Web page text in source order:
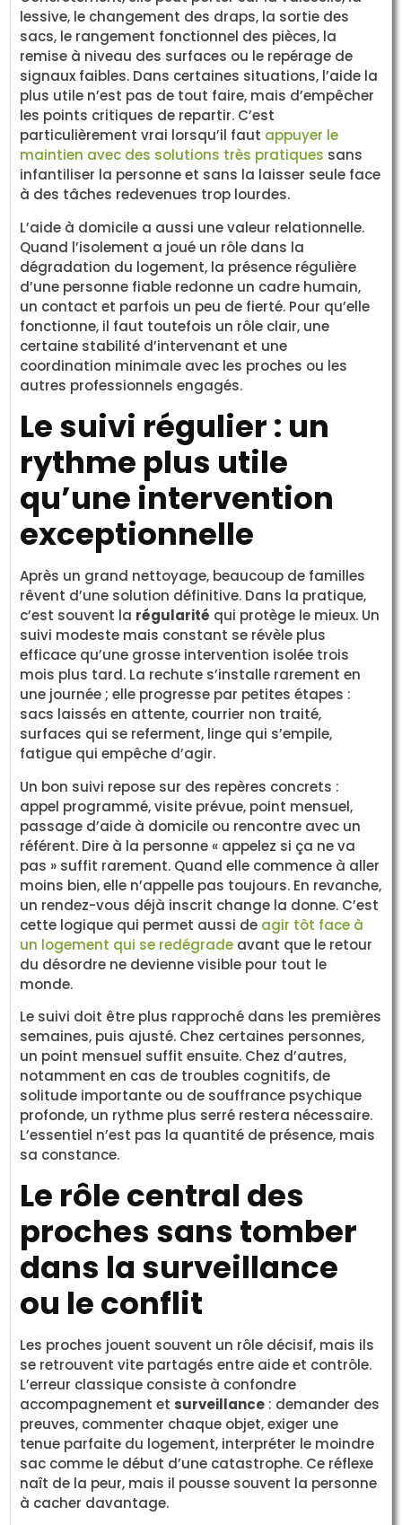
lessive, le changement des draps, la sortie des
sacs, le rangement fonctionnel des pièces, la
remise à niveau des surfaces ou le repérage de
signaux faibles. Dans certaines situations, l’aide la
plus utile n’est pas de tout faire, mais d’empêcher
les points critiques de repartir. C’est
particulièrement vrai lorsqu’il faut appuyer le
maintien avec des solutions très pratiques sans
infantiliser la personne et sans la laisser seule face
à des tâches redevenues trop lourdes.
L’aide à domicile a aussi une valeur relationnelle.
Quand l’isolement a joué un rôle dans la
dégradation du logement, la présence régulière
d’une personne fiable redonne un cadre humain,
un contact et parfois un peu de fierté. Pour qu’elle
fonctionne, il faut toutefois un rôle clair, une
certaine stabilité d’intervenant et une
coordination minimale avec les proches ou les
autres professionnels engagés.
Le suivi régulier : un
rythme plus utile
qu’une intervention
exceptionnelle
Après un grand nettoyage, beaucoup de familles
rêvent d’une solution définitive. Dans la pratique,
c’est souvent la régularité qui protège le mieux. Un
suivi modeste mais constant se révèle plus
efficace qu’une grosse intervention isolée trois
mois plus tard. La rechute s’installe rarement en
une journée ; elle progresse par petites étapes :
sacs laissés en attente, courrier non traité,
surfaces qui se referment, linge qui s’empile,
fatigue qui empêche d’agir.
Un bon suivi repose sur des repères concrets :
appel programmé, visite prévue, point mensuel,
passage d’aide à domicile ou rencontre avec un
référent. Dire à la personne « appelez si ça ne va
pas » suffit rarement. Quand elle commence à aller
moins bien, elle n’appelle pas toujours. En revanche,
un rendez-vous déjà inscrit change la donne. C’est
cette logique qui permet aussi de agir tôt face à
un logement qui se redégrade avant que le retour
du désordre ne devienne visible pour tout le
monde.
Le suivi doit être plus rapproché dans les premières
semaines, puis ajusté. Chez certaines personnes,
un point mensuel suffit ensuite. Chez d’autres,
notamment en cas de troubles cognitifs, de
solitude importante ou de souffrance psychique
profonde, un rythme plus serré restera nécessaire.
L’essentiel n’est pas la quantité de présence, mais
sa constance.
Le rôle central des
proches sans tomber
dans la surveillance
ou le conflit
Les proches jouent souvent un rôle décisif, mais ils
se retrouvent vite partagés entre aide et contrôle.
L’erreur classique consiste à confondre
accompagnement et surveillance : demander des
preuves, commenter chaque objet, exiger une
tenue parfaite du logement, interpréter le moindre
sac comme le début d’une catastrophe. Ce réflexe
naît de la peur, mais il pousse souvent la personne
à cacher davantage.